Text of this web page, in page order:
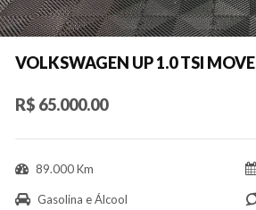
VOLKSWAGEN UP 1.0 TSI MOVE
R$ 65.000.00
89.000 Km
Gasolina e Álcool